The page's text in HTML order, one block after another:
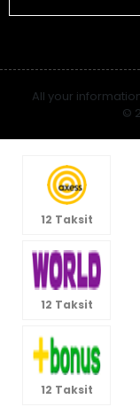
All your
©
12 Taksit
12 Taksit
12 Taksit